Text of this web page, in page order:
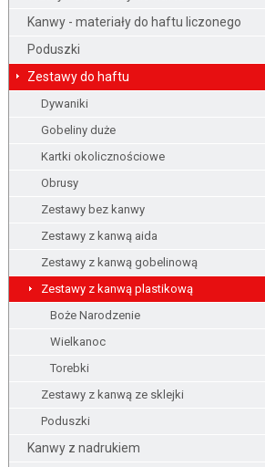
Kanwy - materiały do haftu liczonego
Poduszki
Zestawy do haftu
Dywaniki
Gobeliny duże
Kartki okolicznościowe
Obrusy
Zestawy bez kanwy
Zestawy z kanwą aida
Zestawy z kanwą gobelinową
Zestawy z kanwą plastikową
Boże Narodzenie
Wielkanoc
Torebki
Zestawy z kanwą ze sklejki
Poduszki
Kanwy z nadrukiem